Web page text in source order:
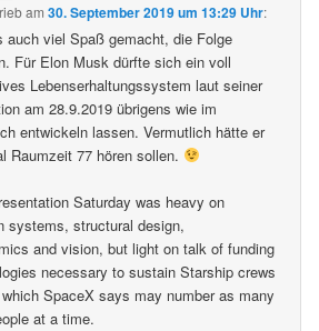
am30. September 2019 um 13:29 Uhr:
auch viel Spaß gemacht, die Folge
Für Elon Musk dürfte sich ein voll
Lebenserhaltungssystem laut seiner
am 28.9.2019 übrigens wie im
entwickeln lassen. Vermutlich hätte er
Raumzeit 77 hören sollen.
Saturday was heavy on
systems, structural design,
and vision, but light on talk of funding
necessary to sustain Starship crews
SpaceX says may number as many
at a time.